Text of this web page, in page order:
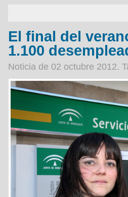
El final del
1.100
Noticia de 02 octubre 2012.